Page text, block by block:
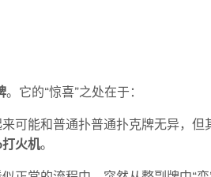
。它的“惊喜”之处在于：
可能和普通扑普通扑克牌无异，但
火机。